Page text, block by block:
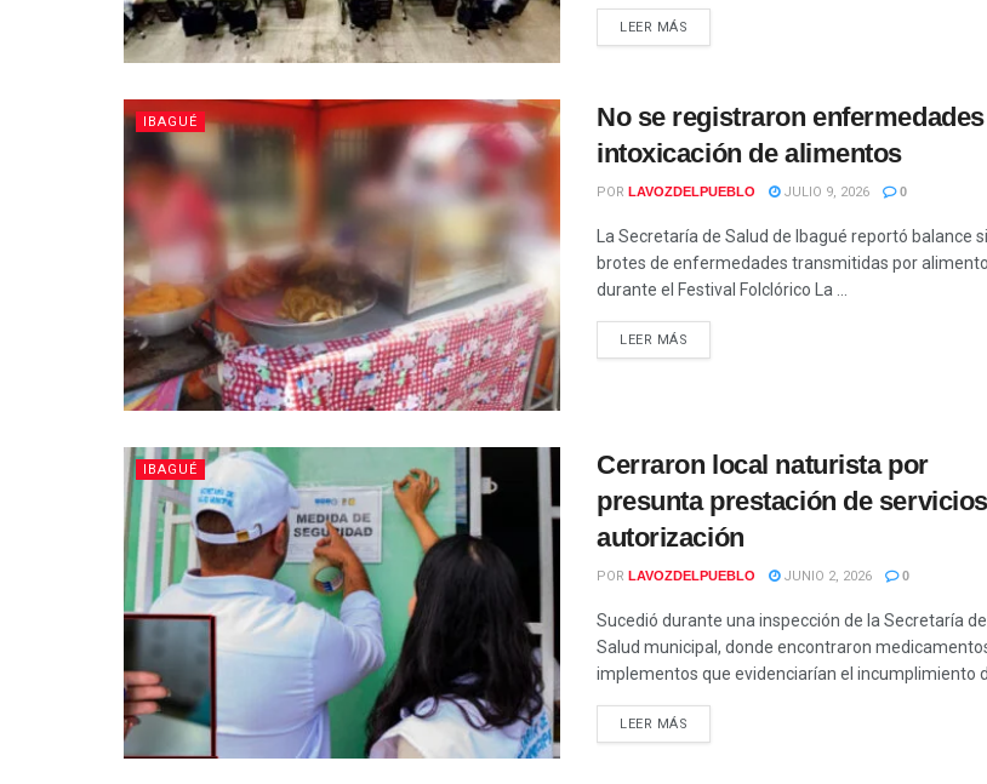
LEER MÁS
IBAGUÉ
No se registraron
intoxicación de alimentos
POR LAVOZDELPUEBLO JULIO 9, 2026 0
La Secretaría de Salud de Ibagué reportó balance
brotes de enfermedades transmitidas por
durante el Festival Folclórico La ...
LEER MÁS
IBAGUÉ
Cerraron local naturista por
presunta prestación de
autorización
POR LAVOZDELPUEBLO JUNIO 2, 2026 0
Sucedió durante una inspección de la Secretaría de
Salud municipal, donde encontraron
implementos que evidenciarían el incumplimiento
LEER MÁS